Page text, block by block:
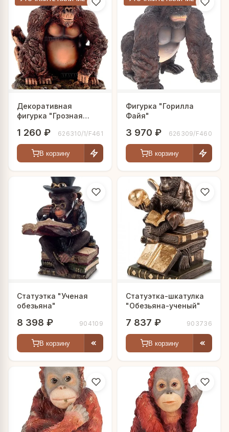
Декоративная
фигурка "Грозная
1 260 ₽ 626310/1/F461
В корзину
Фигурка "Горилла
Файя"
3 970 ₽ 626309/F460
В корзину
Статуэтка "Ученая
обезьяна"
8 398 ₽ 904109
В корзину
Статуэтка-шкатулка
"Обезьяна-ученый"
7 837 ₽ 903736
В корзину